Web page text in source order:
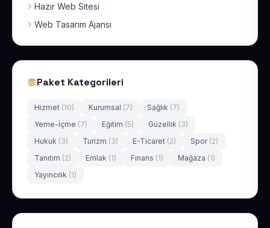
Hazır Web Sitesi
Web Tasarım Ajansı
Paket Kategorileri
Hizmet (10) Kurumsal (7) Sağlık (7)
Yeme-İçme (7) Eğitim (5) Güzellik (3)
Hukuk (3) Turizm (3) E-Ticaret (2) Spor (2)
Tanıtım (2) Emlak (1) Finans (1) Mağaza (1)
Yayıncılık (1)